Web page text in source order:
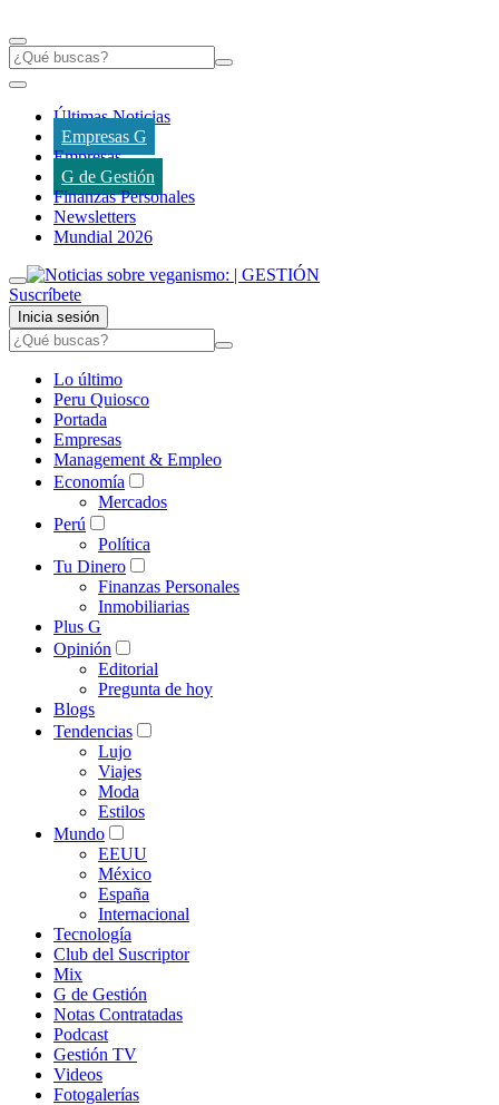
Últimas Noticias
Empresas G
Empresas
G de Gestión
Finanzas Personales
Newsletters
Mundial 2026
Suscríbete
Inicia sesión
Lo último
Peru Quiosco
Portada
Empresas
Management & Empleo
Economía
Mercados
Perú
Política
Tu Dinero
Finanzas Personales
Inmobiliarias
Plus G
Opinión
Editorial
Pregunta de hoy
Blogs
Tendencias
Lujo
Viajes
Moda
Estilos
Mundo
EEUU
México
España
Internacional
Tecnología
Club del Suscriptor
Mix
G de Gestión
Notas Contratadas
Podcast
Gestión TV
Videos
Fotogalerías